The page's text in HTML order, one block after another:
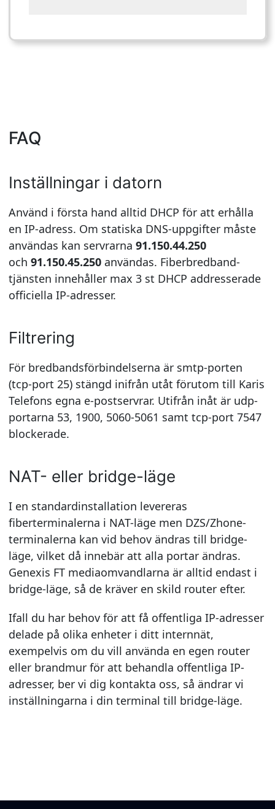
FAQ
Inställningar i datorn
Använd i första hand alltid DHCP för att erhålla
en IP-adress. Om statiska DNS-uppgifter måste
användas kan servrarna 91.150.44.250
och 91.150.45.250användas. Fiberbredband-
tjänsten innehåller max 3 st DHCP addresserade
officiella IP-adresser.
Filtrering
För bredbandsförbindelserna är smtp-porten
(tcp-port 25) stängd inifrån utåt förutom till Karis
Telefons egna e-postservrar. Utifrån inåt är udp-
portarna 53, 1900, 5060-5061 samt tcp-port 7547
blockerade.
NAT- eller bridge-läge
I en standardinstallation levereras
fiberterminalerna i NAT-läge men DZS/Zhone-
terminalerna kan vid behov ändras till bridge-
läge, vilket då innebär att alla portar ändras.
Genexis FT mediaomvandlarna är alltid endast i
bridge-läge, så de kräver en skild router efter.
Ifall du har behov för att få offentliga IP-adresser
delade på olika enheter i ditt internnät,
exempelvis om du vill använda en egen router
eller brandmur för att behandla offentliga IP-
adresser, ber vi dig kontakta oss, så ändrar vi
inställningarna i din terminal till bridge-läge.